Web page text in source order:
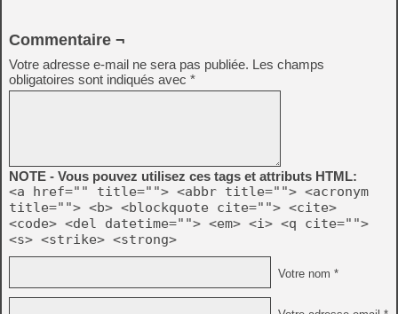
Commentaire ¬
Votre adresse e-mail ne sera pas publiée. Les champs
obligatoires sont indiqués avec *
NOTE - Vous pouvez utilisez ces tags et attributs HTML:
<a href="" title=""> <abbr title=""> <acronym
title=""> <b> <blockquote cite=""> <cite>
<code> <del datetime=""> <em> <i> <q cite="">
<s> <strike> <strong>
Votre nom *